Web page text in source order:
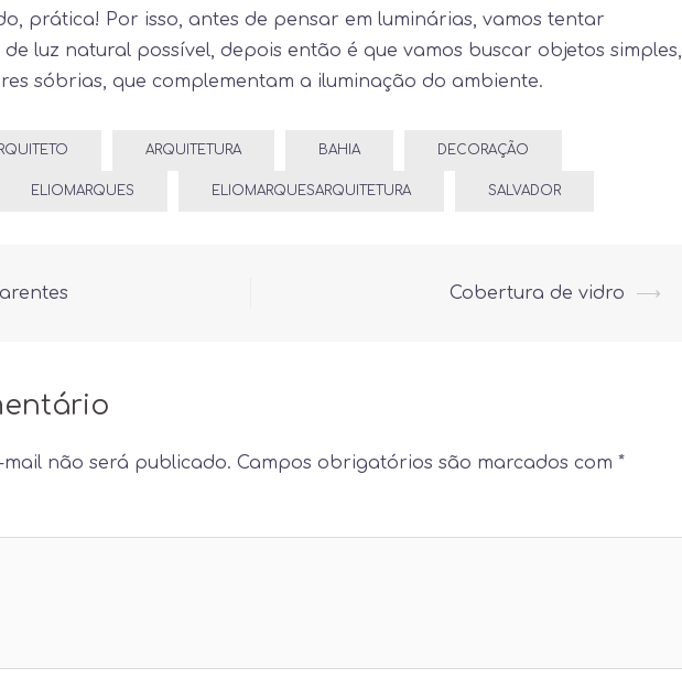
prática! Por isso, antes de pensar em luminárias, vamos tentar
luz natural possível, depois então é que vamos buscar objetos simples,
sóbrias, que complementam a iluminação do ambiente.
ARQUITETURA BAHIA DECORAÇÃO
ELIOMARQUES ELIOMARQUESARQUITETURA SALVADOR
Cobertura de vidro ⟶
não será publicado. Campos obrigatórios são marcados com *